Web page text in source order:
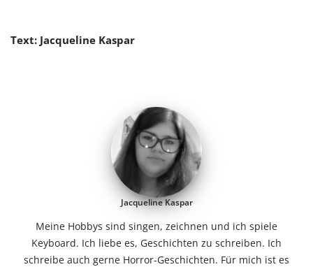
Text: Jacqueline Kaspar
Jacqueline Kaspar
Meine Hobbys sind singen, zeichnen und ich spiele
Keyboard. Ich liebe es, Geschichten zu schreiben. Ich
schreibe auch gerne Horror-Geschichten. Für mich ist es